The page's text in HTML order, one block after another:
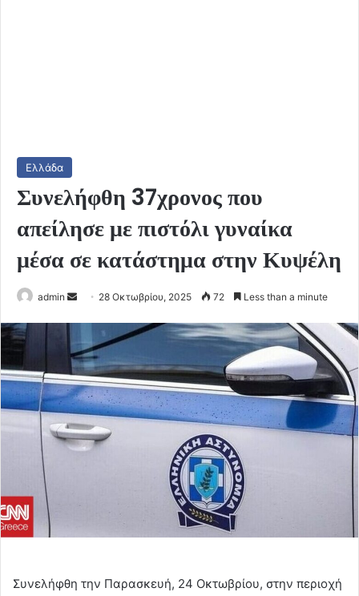
Ελλάδα
Συνελήφθη 37χρονος που
απείλησε με πιστόλι γυναίκα
μέσα σε κατάστημα στην Κυψέλη
admin
Send 28 Οκτωβρίου, 2025 72 Less than a minute
Συνελήφθη την Παρασκευή, 24 Οκτωβρίου, στην περιοχή